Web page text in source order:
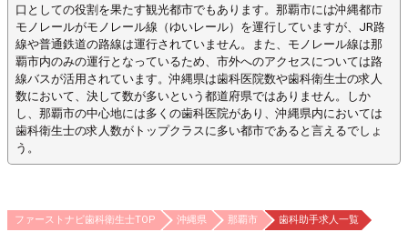
口としての役割を果たす観光都市でもあります。那覇市には沖縄都市
モノレールがモノレール線（ゆいレール）を運行していますが、JR路
線や普通鉄道の路線は運行されていません。また、モノレール線は那
覇市内のみの運行となっているため、市外へのアクセスについては路
線バスが活用されています。沖縄県は歯科医院数や歯科衛生士の求人
数において、決して数が多いという都道府県ではありません。しか
し、那覇市の中心地には多くの歯科医院があり、沖縄県内においては
歯科衛生士の求人数がトップクラスに多い都市であると言えるでしょ
う。
ファーストナビ歯科衛生士TOP 沖縄県 那覇市 歯科助手求人一覧